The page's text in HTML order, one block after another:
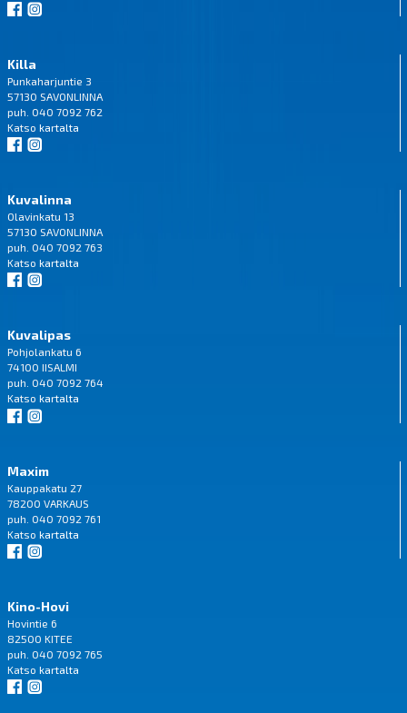
Killa
Punkaharjuntie 3
57130 SAVONLINNA
puh. 040 7092 762
Katso kartalta
Kuvalinna
Olavinkatu 13
57130 SAVONLINNA
puh. 040 7092 763
Katso kartalta
Kuvalipas
Pohjolankatu 6
74100 IISALMI
puh. 040 7092 764
Katso kartalta
Maxim
Kauppakatu 27
78200 VARKAUS
puh. 040 7092 761
Katso kartalta
Kino-Hovi
Hovintie 6
82500 KITEE
puh. 040 7092 765
Katso kartalta